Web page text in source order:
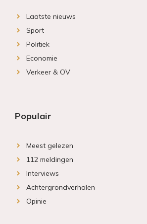
Laatste nieuws
Sport
Politiek
Economie
Verkeer & OV
Populair
Meest gelezen
112 meldingen
Interviews
Achtergrondverhalen
Opinie